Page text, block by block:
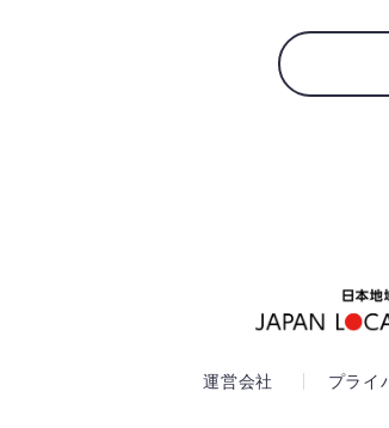
運営会社 プライ